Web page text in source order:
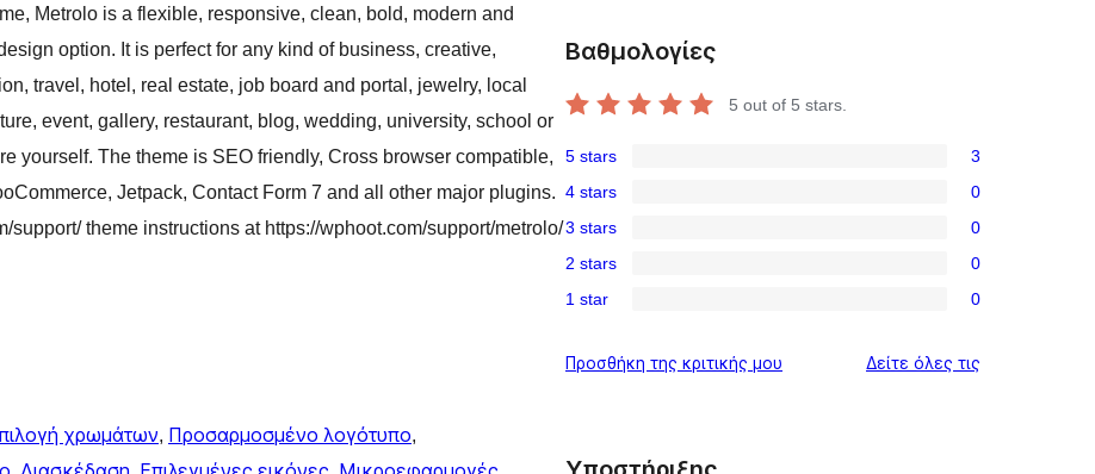
Metrolo is a flexible, responsive, clean, bold, modern and
option. It is perfect for any kind of business, creative,
travel, hotel, real estate, job board and portal, jewelry, local
event, gallery, restaurant, blog, wedding, university, school or
yourself. The theme is SEO friendly, Cross browser compatible,
Jetpack, Contact Form 7 and all other major plugins.
theme instructions at https://wphoot.com/support/metrolo/
χρωμάτων, Προσαρμοσμένο λογότυπο
Βαθμολογίες
5 out of 5 stars.
5-
star
reviews
5 stars 3
4-
star
reviews
4 stars 0
3-
star
3 stars 0
2-
reviews
2 stars 0
star
1 star 0
Προσθήκη της κριτικής μου Δείτε όλες τις